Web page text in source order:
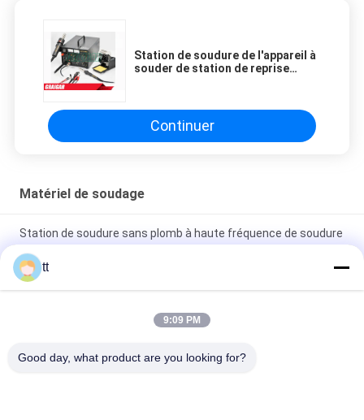
Station de soudure de l'appareil à
souder de station de reprise
Continuer
Matériel de soudage
Station de soudure sans plomb à haute fréquence de soudure
d'ESD de station de BK3300A 150W avec le transformateur
200V soudant le câblage cuivre pur flexible a étamé la norme
portable avec le pistolet pneumatique chaud et le fer à souder
tt
9:09 PM
Good day, what product are you looking for?